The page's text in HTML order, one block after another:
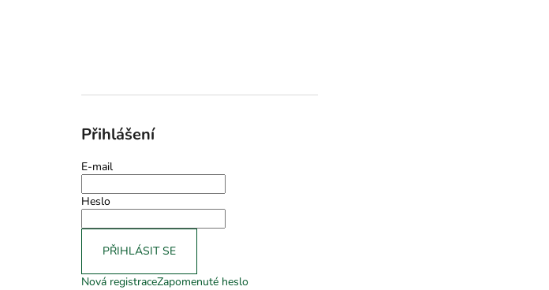
Přihlášení
E-mail
Heslo
PŘIHLÁSIT SE
Nová registraceZapomenuté heslo